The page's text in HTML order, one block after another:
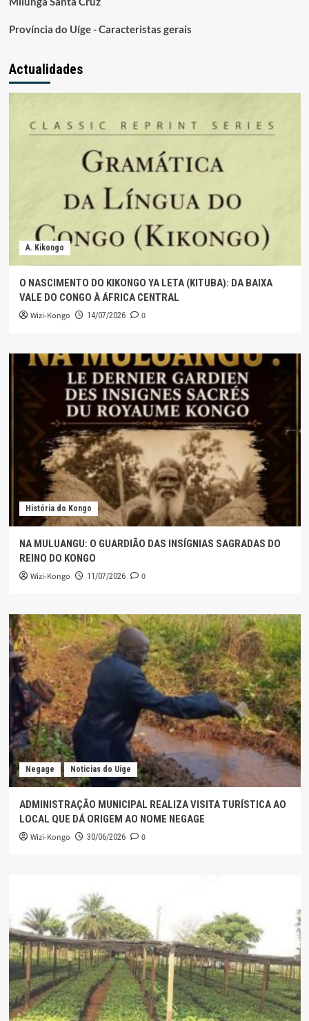
Província do Uíge - Caracteristas gerais
Actualidades
A. Kikongo
O NASCIMENTO DO KIKONGO YA LETA (KITUBA): DA BAIXA
VALE DO CONGO À ÁFRICA CENTRAL
Wizi-Kongo 14/07/2026 0
História do Kongo
NA MULUANGU: O GUARDIÃO DAS INSÍGNIAS SAGRADAS DO
REINO DO KONGO
Wizi-Kongo 11/07/2026 0
Negage Noticias do Uige
ADMINISTRAÇÃO MUNICIPAL REALIZA VISITA TURÍSTICA AO
LOCAL QUE DÁ ORIGEM AO NOME NEGAGE
Wizi-Kongo 30/06/2026 0